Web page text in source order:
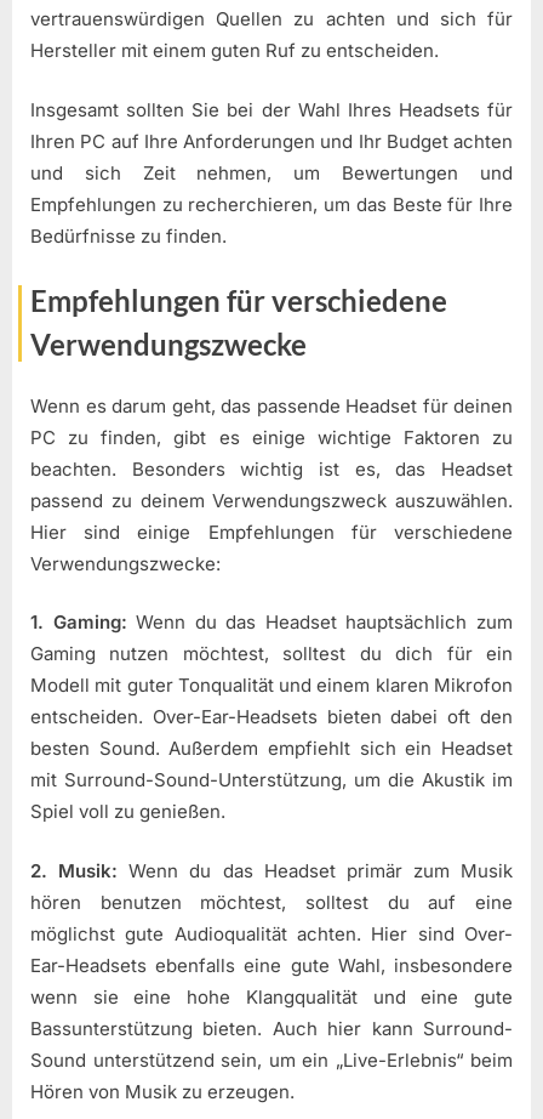
vertrauenswürdigen Quellen zu achten und sich für
Hersteller mit einem guten Ruf zu entscheiden.
Insgesamt sollten Sie bei der Wahl Ihres Headsets für
Ihren PC auf Ihre Anforderungen und Ihr Budget achten
und sich Zeit nehmen, um Bewertungen und
Empfehlungen zu recherchieren, um das Beste für Ihre
Bedürfnisse zu finden.
Empfehlungen für verschiedene
Verwendungszwecke
Wenn es darum geht, das passende Headset für deinen
PC zu finden, gibt es einige wichtige Faktoren zu
beachten. Besonders wichtig ist es, das Headset
passend zu deinem Verwendungszweck auszuwählen.
Hier sind einige Empfehlungen für verschiedene
Verwendungszwecke:
1. Gaming: Wenn du das Headset hauptsächlich zum
Gaming nutzen möchtest, solltest du dich für ein
Modell mit guter Tonqualität und einem klaren Mikrofon
entscheiden. Over-Ear-Headsets bieten dabei oft den
besten Sound. Außerdem empfiehlt sich ein Headset
mit Surround-Sound-Unterstützung, um die Akustik im
Spiel voll zu genießen.
2. Musik: Wenn du das Headset primär zum Musik
hören benutzen möchtest, solltest du auf eine
möglichst gute Audioqualität achten. Hier sind Over-
Ear-Headsets ebenfalls eine gute Wahl, insbesondere
wenn sie eine hohe Klangqualität und eine gute
Bassunterstützung bieten. Auch hier kann Surround-
Sound unterstützend sein, um ein „Live-Erlebnis“ beim
Hören von Musik zu erzeugen.